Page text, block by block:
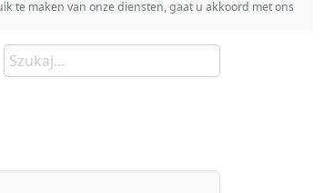
te maken van onze diensten, gaat u akkoord met ons